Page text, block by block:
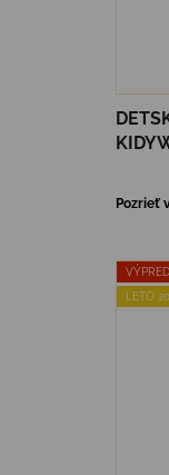
Pozrieť
LETO